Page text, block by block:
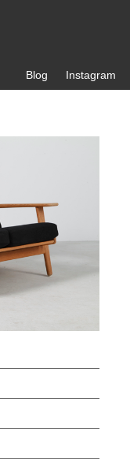
Blog Instagram